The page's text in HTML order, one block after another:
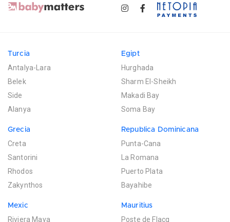
Turcia
Antalya-Lara
Belek
Side
Alanya
Egipt
Hurghada
Sharm El-Sheikh
Makadi Bay
Soma Bay
Grecia
Creta
Santorini
Rhodos
Zakynthos
Republica Dominicana
Punta-Cana
La Romana
Puerto Plata
Bayahibe
Mexic
Riviera Maya
Mauritius
Poste de Flacq